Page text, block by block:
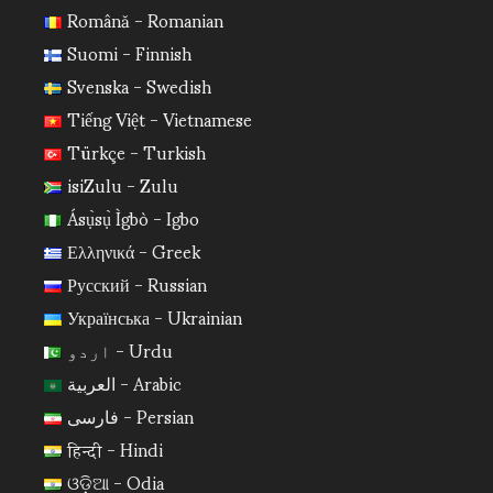
Română - Romanian
Suomi - Finnish
Svenska - Swedish
Tiếng Việt - Vietnamese
Türkçe - Turkish
isiZulu - Zulu
Ásụ̀sụ̀ Ìgbò - Igbo
Ελληνικά - Greek
Русский - Russian
Українська - Ukrainian
اردو - Urdu
العربية - Arabic
فارسی - Persian
हिन्दी - Hindi
ଓଡ଼ିଆ - Odia